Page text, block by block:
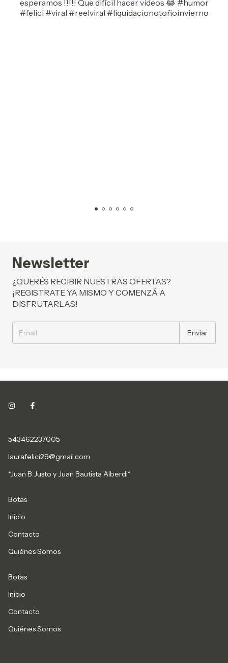
Newsletter
¿QUERÉS RECIBIR NUESTRAS OFERTAS?
¡REGISTRATE YA MISMO Y COMENZÁ A
DISFRUTARLAS!
543462237005
laurafelici29@gmail.com
*Juan B Justo y Juan Bautista Alberdi*
Botas
Inicio
Contacto
Quiénes Somos
Botas
Inicio
Contacto
Quiénes Somos